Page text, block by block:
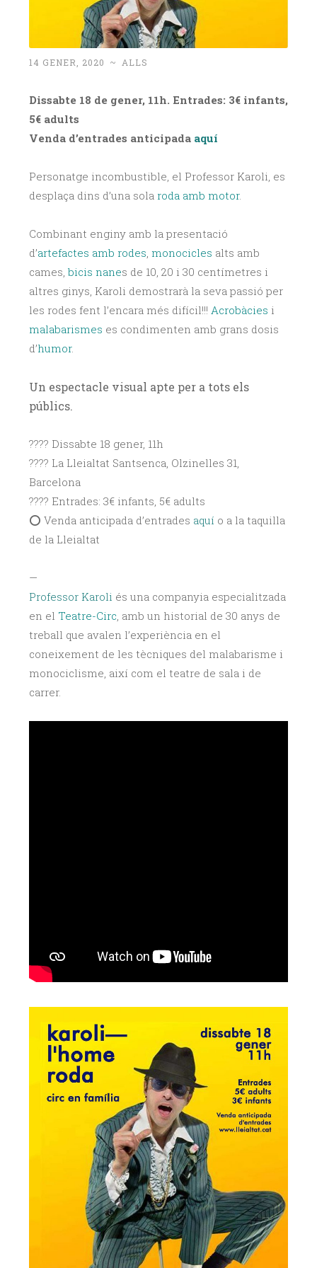
14 GENER, 2020 ~ ALLS
Dissabte 18 de gener, 11h. Entrades: 3€ infants,
5€ adults
Venda d’entrades anticipada aquí
Personatge incombustible, el Professor Karoli, es
desplaça dins d’una sola roda amb motor.
Combinant enginy amb la presentació
d’artefactes amb rodes, monocicles alts amb
cames, bicis nanes de 10, 20 i 30 centímetres i
altres ginys, Karoli demostrarà la seva passió per
les rodes fent l’encara més difícil!!! Acrobàcies i
malabarismes es condimenten amb grans dosis
d’humor.
Un espectacle visual apte per a tots els
públics.
????️ Dissabte 18 gener, 11h
???? La Lleialtat Santsenca, Olzinelles 31,
Barcelona
???? Entrades: 3€ infants, 5€ adults
⭕️ Venda anticipada d’entrades aquí o a la taquilla
de la Lleialtat
—
Professor Karoli és una companyia especialitzada
en el Teatre-Circ, amb un historial de 30 anys de
treball que avalen l’experiència en el
coneixement de les tècniques del malabarisme i
monociclisme, així com el teatre de sala i de
carrer.